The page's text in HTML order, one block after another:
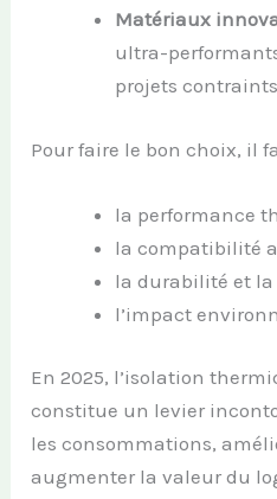
Matériaux
ultra-
projets
Pour faire le bon choix, il
la performance
la compatibilité
la durabilité et la
l’impact
En 2025, l’isolation
constitue un levier
les consommations,
augmenter la valeur du